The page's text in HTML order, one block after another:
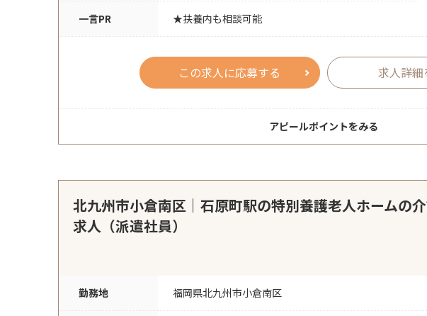
一言PR ★扶養内も相談可能
この求人に応募する 求人詳細
アピールポイントをみる
北九州市小倉南区｜石原町駅の特別養護老人ホームの
求人（派遣社員）
勤務地 福岡県北九州市小倉南区